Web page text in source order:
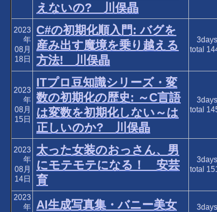
えないの? 川俣晶
2023
年
08月
18日
C#の初期化順入門: バグを
産み出す魔境を乗り越える
方法! 川俣晶
total
2023
年
08月
15日
ITプロ豆知識シリーズ・変
数の初期化の歴史: ～C言語
は変数を初期化しない～は
正しいのか? 川俣晶
total
2023
年
08月
14日
太った女装のおっさん、男
にモテモテになる！ 安芸
育
total
2023
年
AI生成写真集・バニー美女